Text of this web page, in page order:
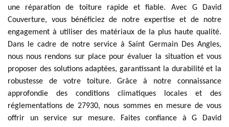
une réparation de toiture rapide et fiable. Avec G David
Couverture, vous bénéficiez de notre expertise et de notre
engagement à utiliser des matériaux de la plus haute qualité.
Dans le cadre de notre service à Saint Germain Des Angles,
nous nous rendons sur place pour évaluer la situation et vous
proposer des solutions adaptées, garantissant la durabilité et la
robustesse de votre toiture. Grâce à notre connaissance
approfondie des conditions climatiques locales et des
réglementations de 27930, nous sommes en mesure de vous
offrir un service sur mesure. Faites confiance à G David